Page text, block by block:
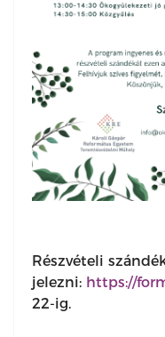
Részvételi
jelezni: https://
22-ig.